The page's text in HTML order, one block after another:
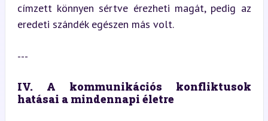
címzett könnyen sértve érezheti magát, pedig az
eredeti szándék egészen más volt.
---
IV. A kommunikációs konfliktusok
hatásai a mindennapi életre